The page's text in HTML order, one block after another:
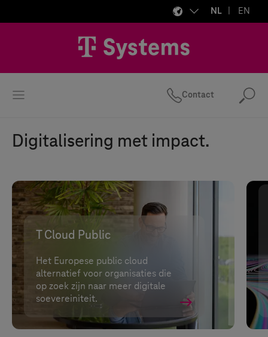
NL EN
Contact
Digitalisering met impact.
T Cloud Public
Het Europese public cloud
alternatief voor organisaties die
op zoek zijn naar meer digitale
soevereiniteit.